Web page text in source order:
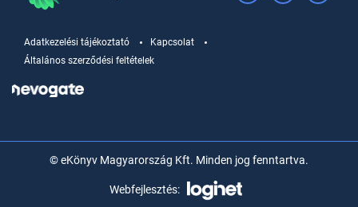
Adatkezelési tájékoztató
Kapcsolat
Általános szerződési feltételek
© eKönyv Magyarország Kft. Minden jog fenntartva.
Webfejlesztés: